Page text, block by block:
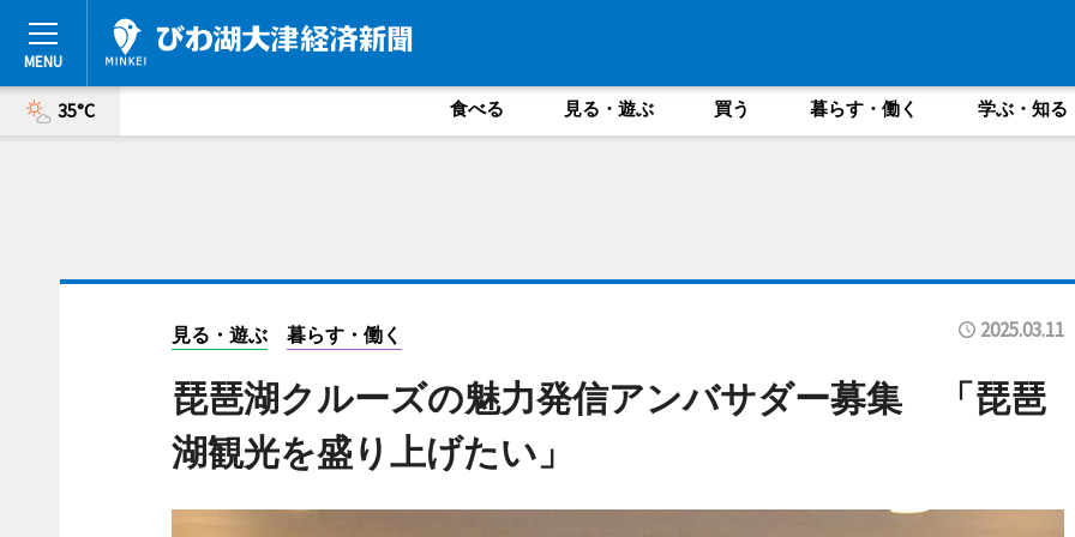
35°C 食べる 見る・遊ぶ 買う 暮らす・働く 学ぶ・知る
見る・遊ぶ 暮らす・働く 2025.03.11
琵琶湖クルーズの魅力発信アンバサダー募集 「琵琶
湖観光を盛り上げたい」